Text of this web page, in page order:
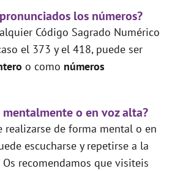
los números?
Código Sagrado Numérico
el 373 y el 418, puede ser
o como números
mentalmente o en voz alta?
realizarse de forma mental o en
escucharse y repetirse a la
Os recomendamos que visiteis